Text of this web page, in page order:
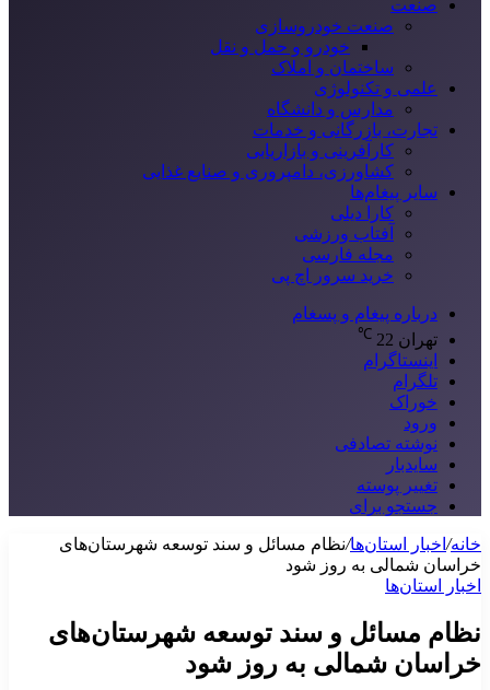
صنعت
صنعت خودروسازی
خودرو و حمل و نقل
ساختمان و املاک
علمی و تکنولوژی
مدارس و دانشگاه
تجارت، بازرگانی و خدمات
کارآفرینی و بازاریابی
کشاورزی، دامپروری و صنایع غذایی
سایر پیغام‌ها
کارا دیلی
آفتاب ورزشی
مجله فارسی
خرید سرور اچ پی
درباره پیغام و پسغام
تهران 22
℃
اینستاگرام
تلگرام
خوراک
ورود
نوشته تصادفی
سایدبار
تغییر پوسته
جستجو برای
خانه/ اخبار استان‌ها/نظام مسائل و سند توسعه شهرستان‌های
خراسان شمالی به روز شود
اخبار استان‌ها
نظام مسائل و سند توسعه شهرستان‌های
خراسان شمالی به روز شود